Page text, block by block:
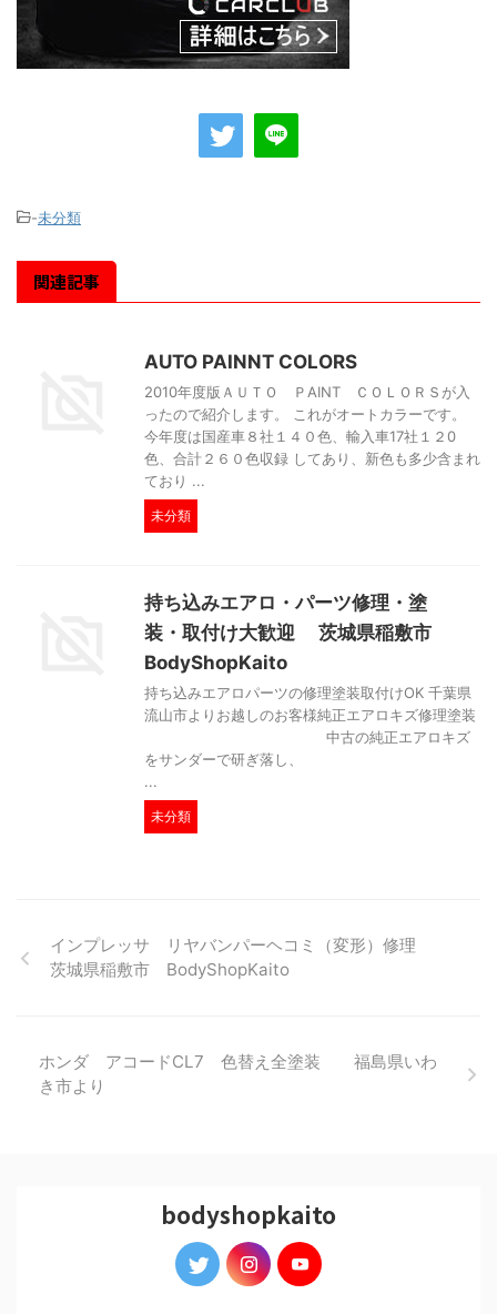
-未分類
関連記事
AUTO PAINNT COLORS
2010年度版ＡＵＴＯ ＰAINT ＣＯＬＯＲＳが入
ったので紹介します。 これがオートカラーです。
今年度は国産車８社１４０色、輸入車17社１２0
色、合計２６０色収録 してあり、新色も多少含まれ
ており ...
未分類
持ち込みエアロ・パーツ修理・塗
装・取付け大歓迎 茨城県稲敷市
BodyShopKaito
持ち込みエアロパーツの修理塗装取付けOK 千葉県
流山市よりお越しのお客様純正エアロキズ修理塗装
中古の純正エアロキズ
をサンダーで研ぎ落し、
...
未分類
インプレッサ リヤバンパーヘコミ（変形）修理
茨城県稲敷市 BodyShopKaito
ホンダ アコードCL7 色替え全塗装 福島県いわ
き市より
bodyshopkaito